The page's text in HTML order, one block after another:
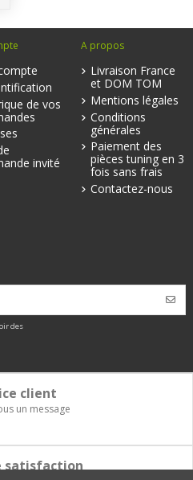
de vos
invité
A propos
Livraison France
et DOM TOM
Mentions légales
Conditions
générales
Paiement des
pièces tuning en 3
fois sans frais
Contactez-nous
des
client
un message
satisfaction